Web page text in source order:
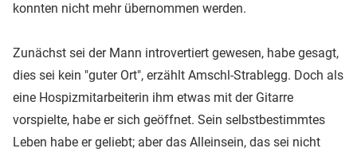
konnten nicht mehr übernommen werden.
Zunächst sei der Mann introvertiert gewesen, habe gesagt,
dies sei kein "guter Ort", erzählt Amschl-Strablegg. Doch als
eine Hospizmitarbeiterin ihm etwas mit der Gitarre
vorspielte, habe er sich geöffnet. Sein selbstbestimmtes
Leben habe er geliebt; aber das Alleinsein, das sei nicht